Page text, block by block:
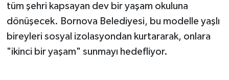
tüm şehri kapsayan dev bir yaşam okuluna
dönüşecek. Bornova Belediyesi, bu modelle yaşlı
bireyleri sosyal izolasyondan kurtararak, onlara
"ikinci bir yaşam" sunmayı hedefliyor.